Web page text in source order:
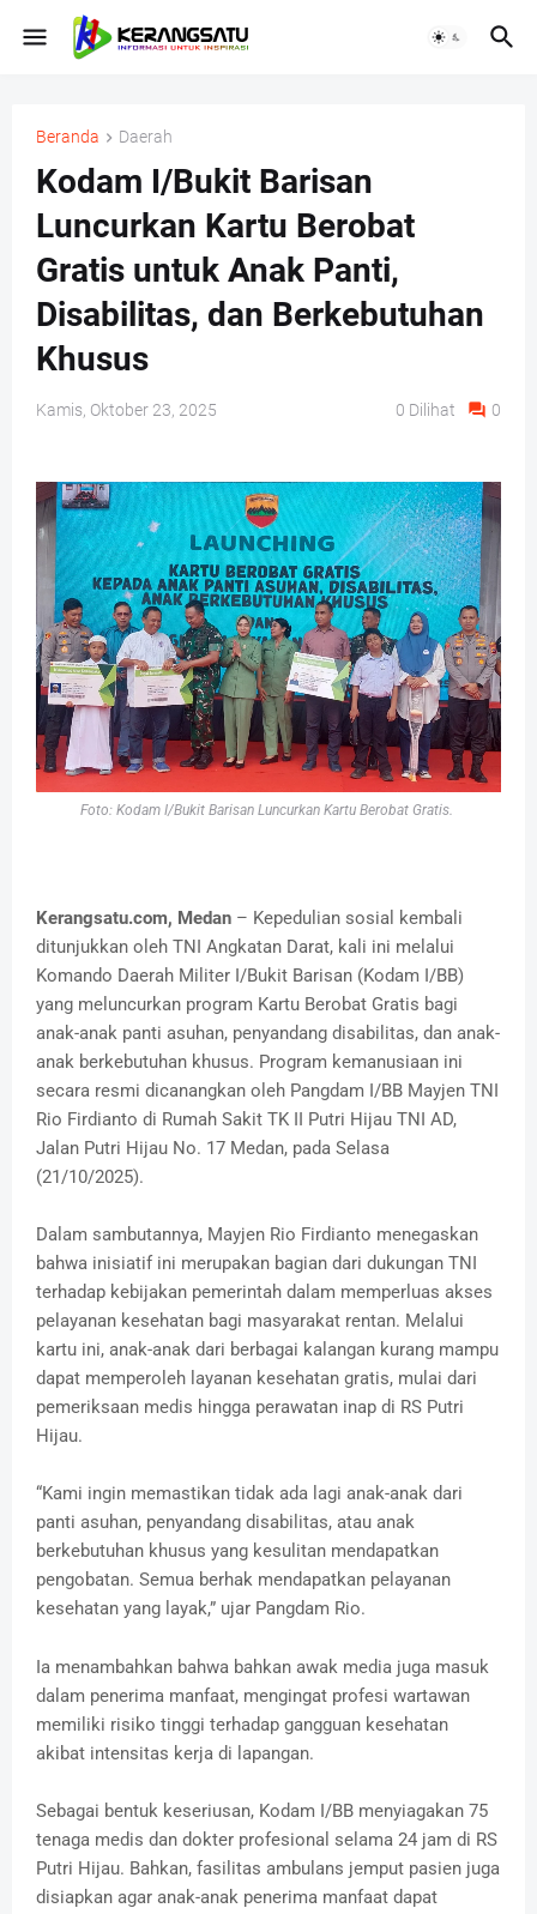
Beranda Daerah
Kodam I/Bukit Barisan
Luncurkan Kartu Berobat
Gratis untuk Anak Panti,
Disabilitas, dan Berkebutuhan
Khusus
Kamis, Oktober 23, 2025 0 Dilihat 0
Foto: Kodam I/Bukit Barisan Luncurkan Kartu Berobat Gratis.
Kerangsatu.com, Medan – Kepedulian sosial kembali
ditunjukkan oleh TNI Angkatan Darat, kali ini melalui
Komando Daerah Militer I/Bukit Barisan (Kodam I/BB)
yang meluncurkan program Kartu Berobat Gratis bagi
anak-anak panti asuhan, penyandang disabilitas, dan anak-
anak berkebutuhan khusus. Program kemanusiaan ini
secara resmi dicanangkan oleh Pangdam I/BB Mayjen TNI
Rio Firdianto di Rumah Sakit TK II Putri Hijau TNI AD,
Jalan Putri Hijau No. 17 Medan, pada Selasa
(21/10/2025).
Dalam sambutannya, Mayjen Rio Firdianto menegaskan
bahwa inisiatif ini merupakan bagian dari dukungan TNI
terhadap kebijakan pemerintah dalam memperluas akses
pelayanan kesehatan bagi masyarakat rentan. Melalui
kartu ini, anak-anak dari berbagai kalangan kurang mampu
dapat memperoleh layanan kesehatan gratis, mulai dari
pemeriksaan medis hingga perawatan inap di RS Putri
Hijau.
“Kami ingin memastikan tidak ada lagi anak-anak dari
panti asuhan, penyandang disabilitas, atau anak
berkebutuhan khusus yang kesulitan mendapatkan
pengobatan. Semua berhak mendapatkan pelayanan
kesehatan yang layak,” ujar Pangdam Rio.
Ia menambahkan bahwa bahkan awak media juga masuk
dalam penerima manfaat, mengingat profesi wartawan
memiliki risiko tinggi terhadap gangguan kesehatan
akibat intensitas kerja di lapangan.
Sebagai bentuk keseriusan, Kodam I/BB menyiagakan 75
tenaga medis dan dokter profesional selama 24 jam di RS
Putri Hijau. Bahkan, fasilitas ambulans jemput pasien juga
disiapkan agar anak-anak penerima manfaat dapat